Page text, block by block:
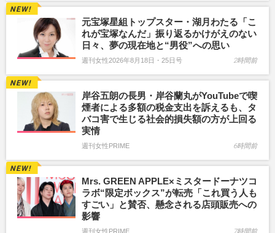
元宝塚星組トップスター・湖月わたる「こ
れが宝塚なんだ」振り返るかけがえのない
日々、夢の現在地と“男役”への思い
週刊女性2026年8月18日・25日号 2時間前
岸谷五朗の長男・岸谷蘭丸がYouTubeで喫
煙者による多額の税金支出を訴えるも、タ
バコ害で生じる社会的損失額の方が上回る
実情
週刊女性PRIME 6時間前
Mrs. GREEN APPLE×ミスタードーナツコ
ラボ“限定ボックス”が転売「これ買う人も
すごい」と賛否、懸念される店頭販売への
影響
週刊女性PRIME